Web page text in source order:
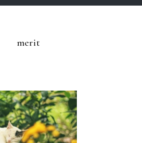
merit